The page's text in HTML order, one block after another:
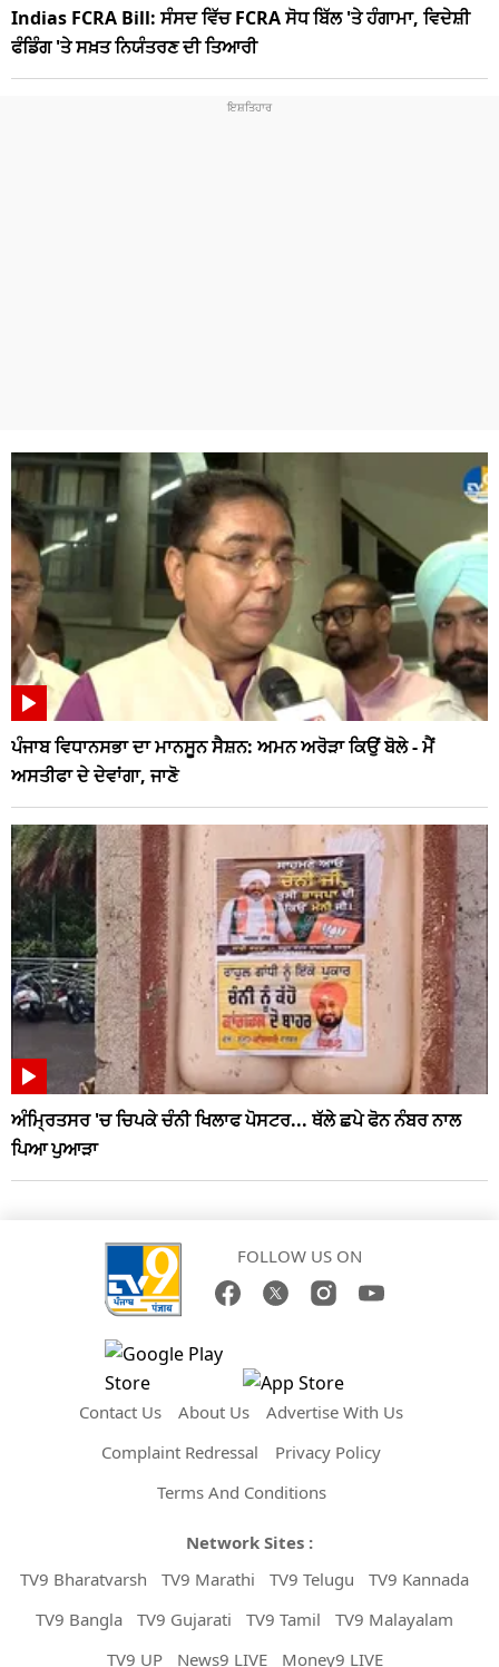
Indias FCRA Bill: ਸੰਸਦ ਵਿੱਚ FCRA ਸੋਧ ਬਿੱਲ 'ਤੇ ਹੰਗਾਮਾ, ਵਿਦੇਸ਼ੀ
ਫੰਡਿੰਗ 'ਤੇ ਸਖ਼ਤ ਨਿਯੰਤਰਣ ਦੀ ਤਿਆਰੀ
ਪੰਜਾਬ ਵਿਧਾਨਸਭਾ ਦਾ ਮਾਨਸੂਨ ਸੈਸ਼ਨ: ਅਮਨ ਅਰੋੜਾ ਕਿਉਂ ਬੋਲੇ - ਮੈਂ
ਅਸਤੀਫਾ ਦੇ ਦੇਵਾਂਗਾ, ਜਾਣੋ
ਅੰਮ੍ਰਿਤਸਰ 'ਚ ਚਿਪਕੇ ਚੰਨੀ ਖਿਲਾਫ ਪੋਸਟਰ... ਥੱਲੇ ਛਪੇ ਫੋਨ ਨੰਬਰ ਨਾਲ
ਪਿਆ ਪੁਆੜਾ
FOLLOW US ON
Contact Us About Us
Advertise With Us
Complaint Redressal
Privacy Policy
Terms And Conditions
Network Sites :
TV9 Bharatvarsh
TV9 Marathi TV9 Telugu
TV9 Kannada
TV9 Bangla
TV9 Gujarati TV9 Tamil
TV9 Malayalam
TV9 UP
News9 LIVE Money9 LIVE